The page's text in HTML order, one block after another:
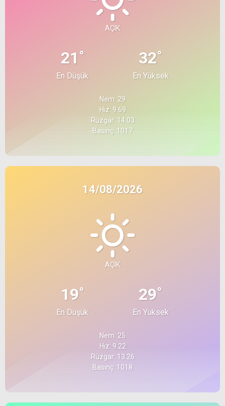
AÇIK
21°
En Düşük
32°
En Yüksek
Nem: 29
Hız: 9.69
Rüzgar: 14.03
Basınç: 1017
14/08/2026
AÇIK
19°
En Düşük
29°
En Yüksek
Nem: 25
Hız: 9.22
Rüzgar: 13.26
Basınç: 1018